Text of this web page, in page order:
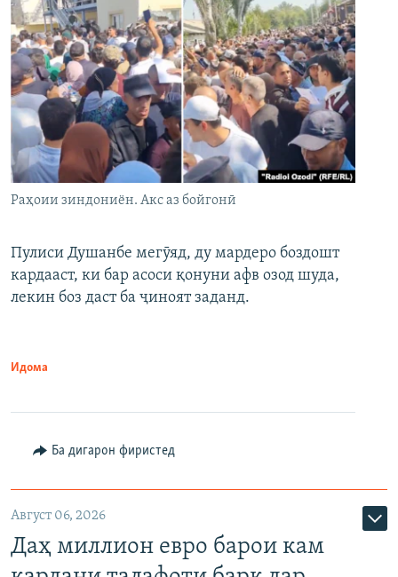
Раҳоии зиндониён. Акс аз бойгонӣ
Пулиси Душанбе мегӯяд, ду мардеро боздошт
кардааст, ки бар асоси қонуни афв озод шуда,
лекин боз даст ба ҷиноят заданд.
Идома
Ба дигарон фиристед
Август 06, 2026
Даҳ миллион евро барои кам